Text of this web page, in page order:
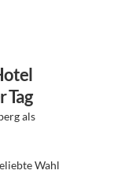
Tag
als
Wahl